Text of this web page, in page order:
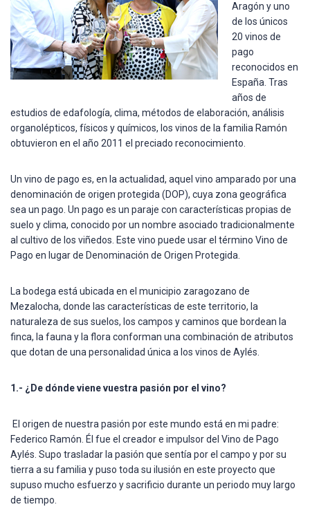
Aragón y uno
de los únicos
20 vinos de
pago
reconocidos en
España. Tras
años de
estudios de edafología, clima, métodos de elaboración, análisis
organolépticos, físicos y químicos, los vinos de la familia Ramón
obtuvieron en el año 2011 el preciado reconocimiento.
Un vino de pago es, en la actualidad, aquel vino amparado por una
denominación de origen protegida (DOP), cuya zona geográfica
sea un pago. Un pago es un paraje con características propias de
suelo y clima, conocido por un nombre asociado tradicionalmente
al cultivo de los viñedos. Este vino puede usar el término Vino de
Pago en lugar de Denominación de Origen Protegida.
La bodega está ubicada en el municipio zaragozano de
Mezalocha, donde las características de este territorio, la
naturaleza de sus suelos, los campos y caminos que bordean la
finca, la fauna y la flora conforman una combinación de atributos
que dotan de una personalidad única a los vinos de Aylés.
1.- ¿De dónde viene vuestra pasión por el vino?
El origen de nuestra pasión por este mundo está en mi padre:
Federico Ramón. Él fue el creador e impulsor del Vino de Pago
Aylés. Supo trasladar la pasión que sentía por el campo y por su
tierra a su familia y puso toda su ilusión en este proyecto que
supuso mucho esfuerzo y sacrificio durante un periodo muy largo
de tiempo.